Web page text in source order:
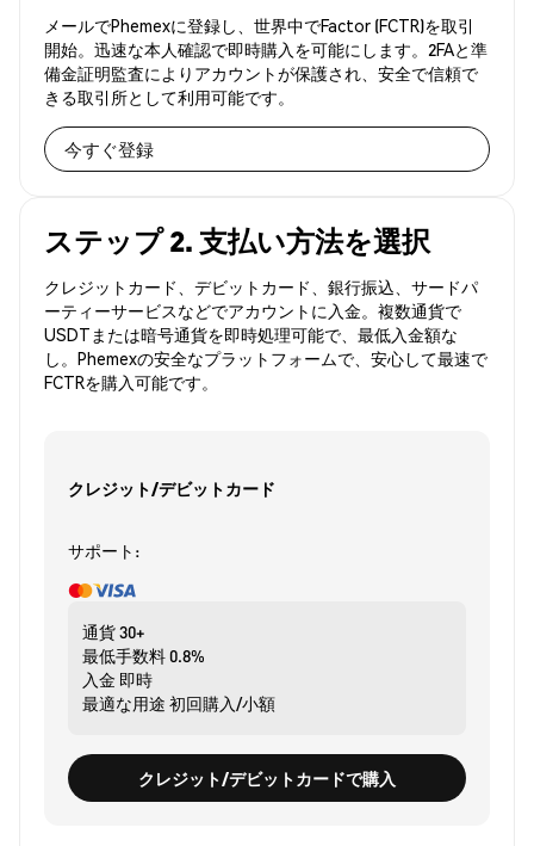
メールでPhemexに登録し、世界中でFactor (FCTR)を取引
開始。迅速な本人確認で即時購入を可能にします。2FAと準
備金証明監査によりアカウントが保護され、安全で信頼で
きる取引所として利用可能です。
今すぐ登録
ステップ 2. 支払い方法を選択
クレジットカード、デビットカード、銀行振込、サードパ
ーティーサービスなどでアカウントに入金。複数通貨で
USDTまたは暗号通貨を即時処理可能で、最低入金額な
し。Phemexの安全なプラットフォームで、安心して最速で
FCTRを購入可能です。
クレジット/デビットカード
サポート:
通貨30+
最低手数料0.8%
入金 即時
最適な用途 初回購入/小額
クレジット/デビットカードで購入